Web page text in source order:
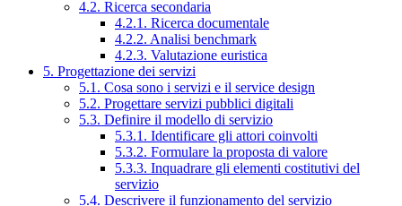
4.2. Ricerca secondaria
4.2.1. Ricerca documentale
4.2.2. Analisi benchmark
4.2.3. Valutazione euristica
5. Progettazione dei servizi
5.1. Cosa sono i servizi e il service design
5.2. Progettare servizi pubblici digitali
5.3. Definire il modello di servizio
5.3.1. Identificare gli attori coinvolti
5.3.2. Formulare la proposta di valore
5.3.3. Inquadrare gli elementi costitutivi del
servizio
5.4. Descrivere il funzionamento del servizio